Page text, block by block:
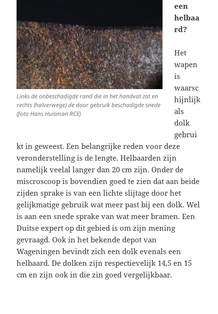
Links de onbeschadigde rand die in het handvat zat en
rechts (halverwege) de door gebruik beschadigde snede
(foto Hans Huisman RCE)
een
helbaa
rd?
Het
wapen
is
waarsc
hijnlijk
als
dolk
gebrui
kt in geweest. Een belangrijke reden voor deze
veronderstelling is de lengte. Helbaarden zijn
namelijk veelal langer dan 20 cm zijn. Onder de
miscroscoop is bovendien goed te zien dat aan beide
zijden sprake is van een lichte slijtage door het
gelijkmatige gebruik wat meer past bij een dolk. Wel
is aan een snede sprake van wat meer bramen. Een
Duitse expert op dit gebied is om zijn mening
gevraagd. Ook in het bekende depot van
Wageningen bevindt zich een dolk evenals een
helbaard. De dolken zijn respectievelijk 14,5 en 15
cm en zijn ook in die zin goed vergelijkbaar.